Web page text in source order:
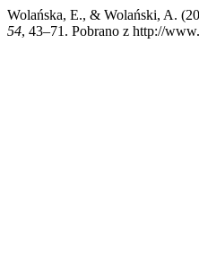
Wolańska, E., & Wolański, A.
54, 43–71. Pobrano z http://